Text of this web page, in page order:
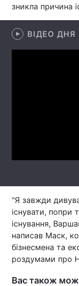
зникла причина
ВІДЕО ДНЯ
"Я завжди
існувати, попри
існування,
написав Маск,
бізнесмена та
роздумами про
Вас також